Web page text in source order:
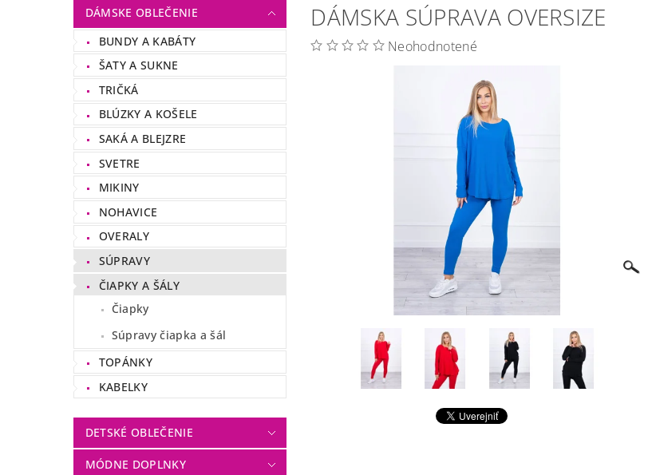
DÁMSKE OBLEČENIE
BUNDY A KABÁTY
ŠATY A SUKNE
TRIČKÁ
BLÚZKY A KOŠELE
SAKÁ A BLEJZRE
SVETRE
MIKINY
NOHAVICE
OVERALY
SÚPRAVY
ČIAPKY A ŠÁLY
Čiapky
Súpravy čiapka a šál
TOPÁNKY
KABELKY
DETSKÉ OBLEČENIE
MÓDNE DOPLNKY
DÁMSKA SÚPRAVA OVERSIZE
Neohodnotené